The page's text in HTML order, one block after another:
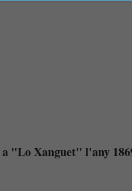
"Lo Xanguet" l'any